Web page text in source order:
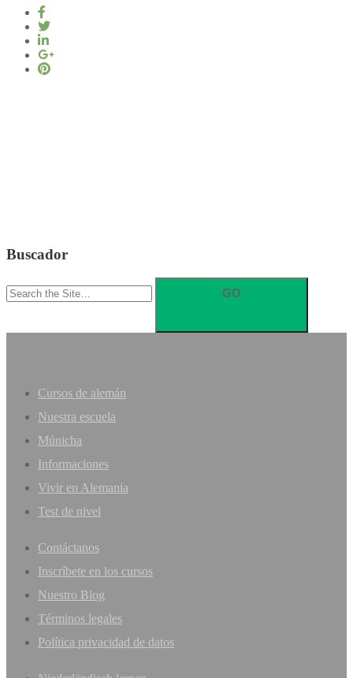
Buscador
Search
for:
Cursos de alemán
Nuestra escuela
Múnicha
Informaciones
Vivir en Alemania
Test de nivel
Contáctanos
Inscríbete en los cursos
Nuestro Blog
Términos legales
Política privacidad de datos